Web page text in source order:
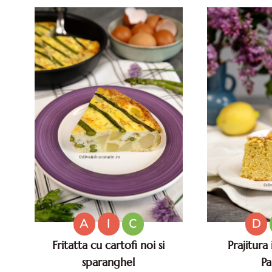
A I C
Fritatta cu cartofi noi si
sparanghel
D
Prajitura